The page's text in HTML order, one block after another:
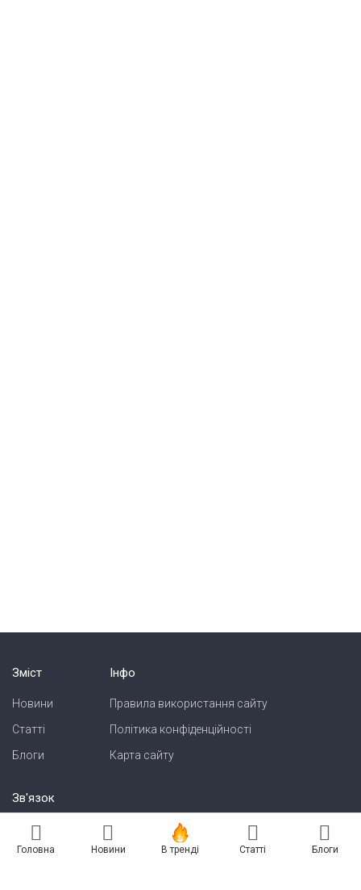
Зміст
Новини
Статті
Блоги
Інфо
Правила використання сайту
Політика конфіденційності
Карта сайту
Зв'язок
Реклама на сайті
Есть новость? Присылайте — разместим!
Головна Новини В тренді Статті Блоги